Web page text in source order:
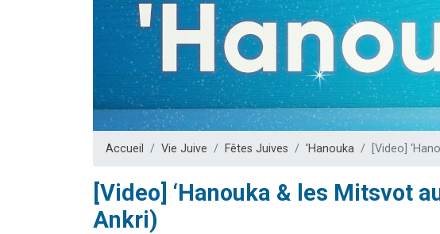
2 personnes viennent de nous
2 personnes viennent de nous
Malgorzata vient de donner
3 personnes viennent de nous
Accueil Vie Juive Fêtes Juives 'Hanouka [Video]
[Video] ‘Hanouka & les Mitsvot
Ankri)